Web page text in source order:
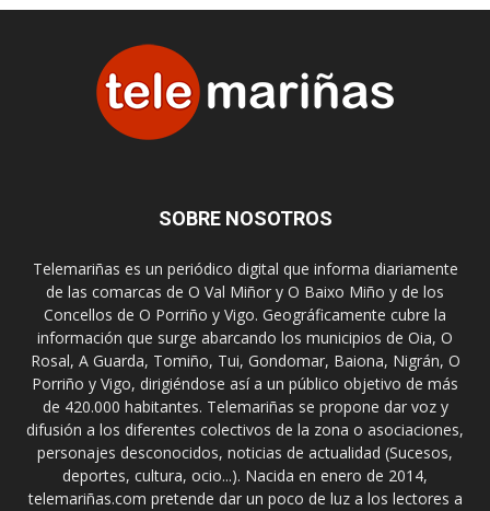
SOBRE NOSOTROS
Telemariñas es un periódico digital que informa diariamente
de las comarcas de O Val Miñor y O Baixo Miño y de los
Concellos de O Porriño y Vigo. Geográficamente cubre la
información que surge abarcando los municipios de Oia, O
Rosal, A Guarda, Tomiño, Tui, Gondomar, Baiona, Nigrán, O
Porriño y Vigo, dirigiéndose así a un público objetivo de más
de 420.000 habitantes. Telemariñas se propone dar voz y
difusión a los diferentes colectivos de la zona o asociaciones,
personajes desconocidos, noticias de actualidad (Sucesos,
deportes, cultura, ocio...). Nacida en enero de 2014,
telemariñas.com pretende dar un poco de luz a los lectores a